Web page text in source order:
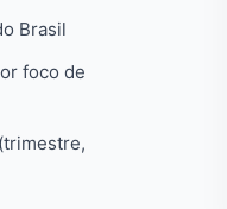
Brasil
foco de